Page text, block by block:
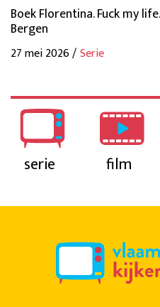
Boek Florentina. Fuck my
Bergen
27 mei 2026 /Serie
serie film